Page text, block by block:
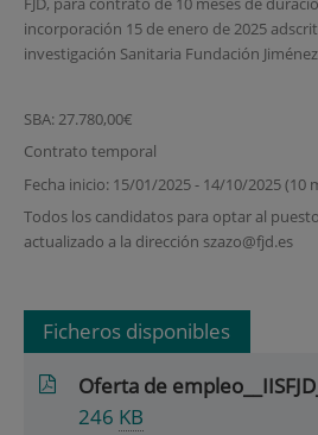
incorporación 15 de enero de 2025
investigación Sanitaria Fundación
SBA: 27.780,00€
Contrato temporal
Fecha inicio: 15/01/2025 - 14/10/2025 (10
Todos los candidatos para optar al
actualizado a la dirección szazo@fjd.es
Ficheros disponibles
Oferta de
246 KB